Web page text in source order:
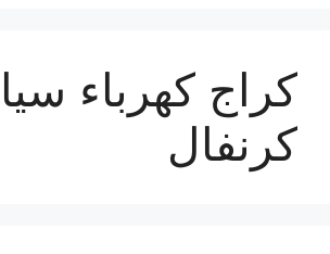
كراج كهرباء
كرنفال